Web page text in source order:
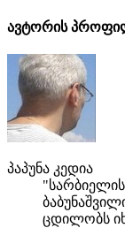
ავტორის
პაპუნა კედია
ცდილობს